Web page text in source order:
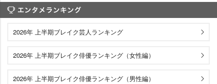
2026年 上半期ブレイク芸人ランキング
2026年 上半期ブレイク俳優ランキング（女性編）
2026年 上半期ブレイク俳優ランキング（男性編）